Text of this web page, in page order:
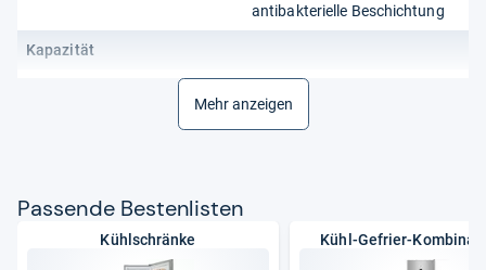
antibakterielle Beschichtung
Kapazität
Leistungsmerkmale
Gefrierklasse
Mehr anzeigen
Pas­sende Bes­ten­lis­ten
Kühlschränke Kühl-Gefrier-